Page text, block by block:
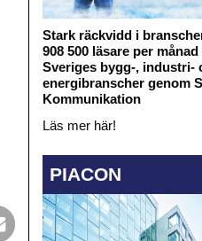
Stark räckvidd i
908 500 läsare per månad
Sveriges bygg-, industri-
energibranscher genom
Kommunikation
Läs mer här!
PIACON